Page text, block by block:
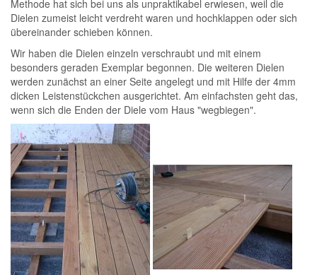
Methode hat sich bei uns als unpraktikabel erwiesen, weil die
Dielen zumeist leicht verdreht waren und hochklappen oder sich
übereinander schieben können.
Wir haben die Dielen einzeln verschraubt und mit einem
besonders geraden Exemplar begonnen. Die weiteren Dielen
werden zunächst an einer Seite angelegt und mit Hilfe der 4mm
dicken Leistenstückchen ausgerichtet. Am einfachsten geht das,
wenn sich die Enden der Diele vom Haus "wegbiegen".